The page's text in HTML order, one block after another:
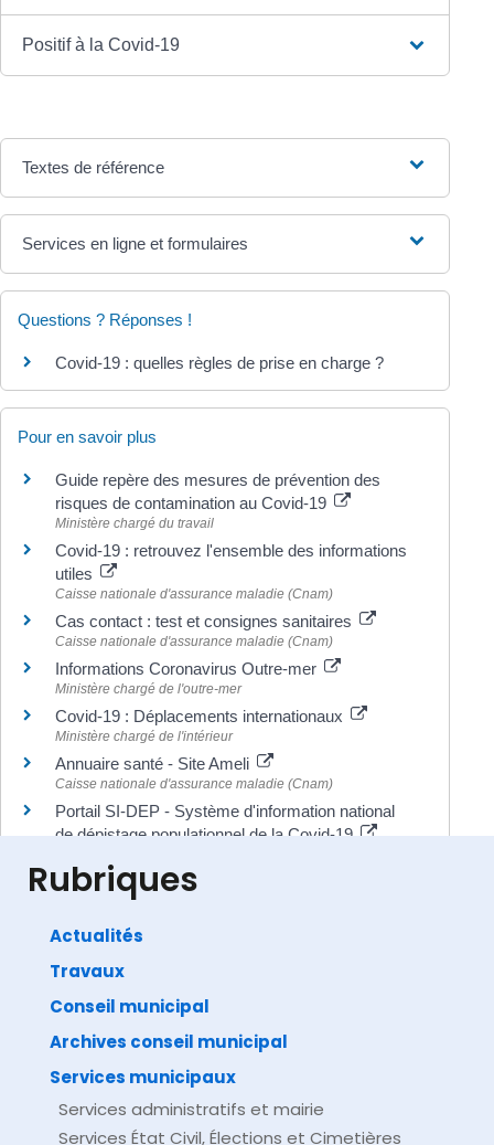
Positif à la Covid-19
Textes de référence
Services en ligne et formulaires
Questions ? Réponses !
Covid-19 : quelles règles de prise en charge ?
Pour en savoir plus
Guide repère des mesures de prévention des
risques de contamination au Covid-19
Ministère chargé du travail
Covid-19 : retrouvez l'ensemble des informations
utiles
Caisse nationale d'assurance maladie (Cnam)
Cas contact : test et consignes sanitaires
Caisse nationale d'assurance maladie (Cnam)
Informations Coronavirus Outre-mer
Ministère chargé de l'outre-mer
Covid-19 : Déplacements internationaux
Ministère chargé de l'intérieur
Annuaire santé - Site Ameli
Caisse nationale d'assurance maladie (Cnam)
Portail SI-DEP - Système d'information national
de dépistage populationnel de la Covid-19
Direction de l'information légale et administrative
Rubriques
Actualités
Travaux
Conseil municipal
Archives conseil municipal
Services municipaux
Services administratifs et mairie
Services État Civil, Élections et Cimetières